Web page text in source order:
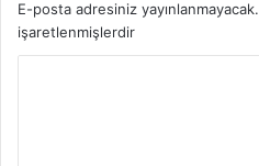
E-posta adresiniz yayınlanmayacak.
işaretlenmişlerdir